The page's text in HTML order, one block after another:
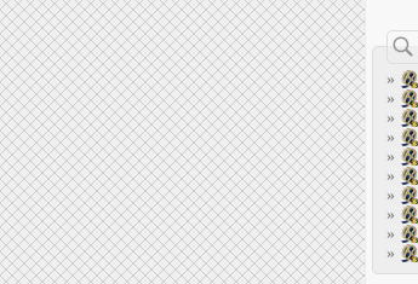
»
»
»
»
»
»
»
»
»
»